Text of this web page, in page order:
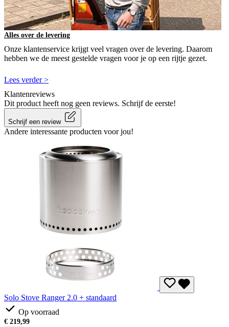
Alles over de levering
Onze klantenservice krijgt veel vragen over de levering. Daarom
hebben we de meest gestelde vragen voor je op een rijtje gezet.
Lees verder >
Klantenreviews
Dit product heeft nog geen reviews. Schrijf de eerste!
Schrijf een review
Andere interessante producten voor jou!
Solo Stove Ranger 2.0 + standaard
Op voorraad
€ 219,99